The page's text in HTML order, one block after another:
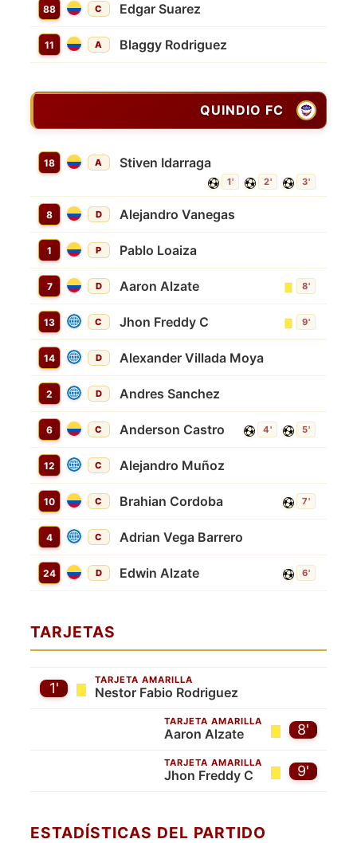
88 C Edgar Suarez
11 A Blaggy Rodriguez
QUINDIO FC
18 A Stiven Idarraga
1' 2' 3'
8 D Alejandro Vanegas
1 P Pablo Loaiza
7 D Aaron Alzate 8'
13 C Jhon Freddy C 9'
14 D Alexander Villada Moya
2 D Andres Sanchez
6 C Anderson Castro 4' 5'
12 C Alejandro Muñoz
10 C Brahian Cordoba 7'
4 C Adrian Vega Barrero
24 D Edwin Alzate 6'
TARJETAS
TARJETA AMARILLA
Nestor Fabio Rodriguez
1'
8'
TARJETA AMARILLA
Aaron Alzate
9'
TARJETA AMARILLA
Jhon Freddy C
ESTADÍSTICAS DEL PARTIDO